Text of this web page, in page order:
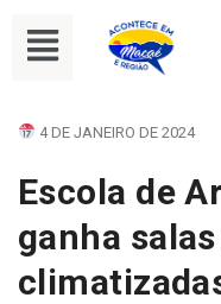
4 DE JANEIRO DE 2024
Escola de
ganha